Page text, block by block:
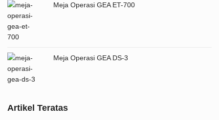
Meja Operasi GEA ET-700
Meja Operasi GEA DS-3
Artikel Teratas